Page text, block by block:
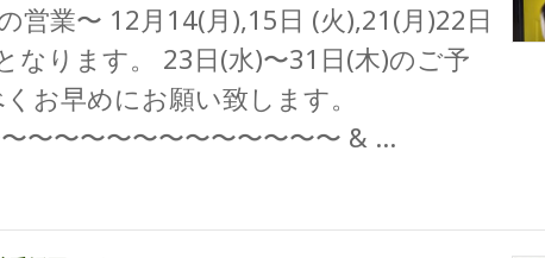
営業〜 12月14(月),15日 (火),21(月)22日
なります。 23日(水)〜31日(木)のご予
お早めにお願い致します。
〜〜〜〜〜〜〜〜〜〜〜〜 & …